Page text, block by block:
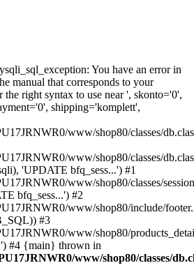
You have an error in
manual that corresponds to your
right syntax to use near ', skonto='0',
shipping='komplett',
www/shop80/classes/
www/shop80/classes/
'UPDATE bfq_sess...') #1
www/shop80/classes/
bfq_sess...') #2
www/shop80/include/
#3
www/shop80/
#4 {main} thrown in
www/shop80/classes/